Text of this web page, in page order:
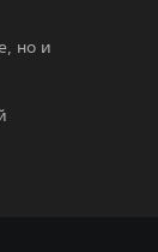
но и